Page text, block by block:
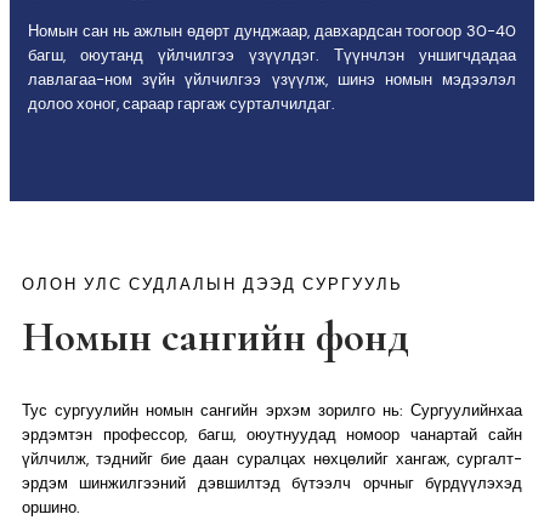
Номын сан нь ажлын өдөрт дунджаар, давхардсан тоогоор 30-40
багш, оюутанд үйлчилгээ үзүүлдэг. Түүнчлэн уншигчдадаа
лавлагаа-ном зүйн үйлчилгээ үзүүлж, шинэ номын мэдээлэл
долоо хоног, сараар гаргаж сурталчилдаг.
ОЛОН УЛС СУДЛАЛЫН ДЭЭД СУРГУУЛЬ
Номын сангийн фонд
Тус сургуулийн номын сангийн эрхэм зорилго нь: Сургуулийнхаа
эрдэмтэн профессор, багш, оюутнуудад номоор чанартай сайн
үйлчилж, тэднийг бие даан суралцах нөхцөлийг хангаж, сургалт-
эрдэм шинжилгээний дэвшилтэд бүтээлч орчныг бүрдүүлэхэд
оршино.